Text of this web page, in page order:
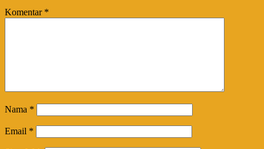
Komentar *
Nama *
Email *